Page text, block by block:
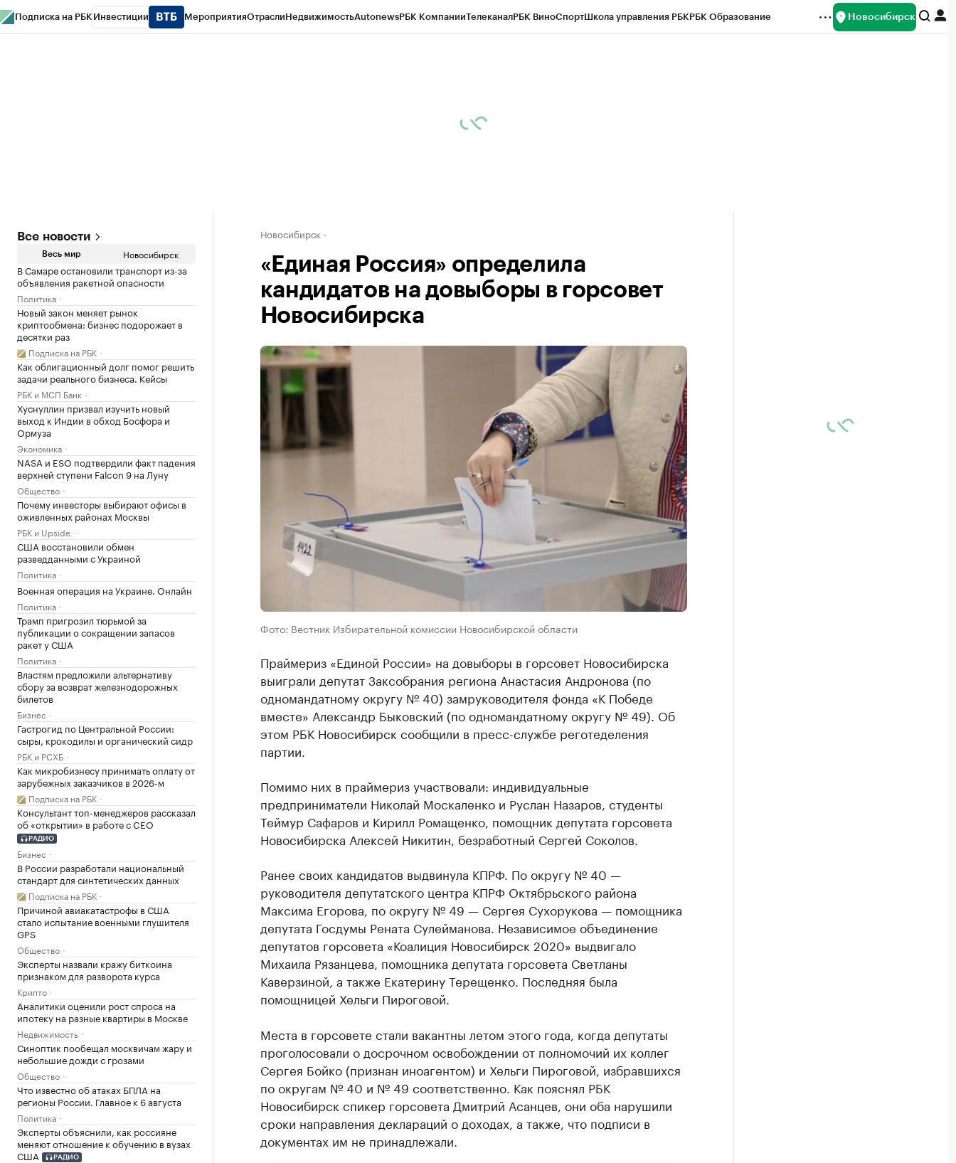
Подписка на РБК Инвестиции МероприятияОтраслиНедвижимостьAutonewsРБК КомпанииТелеканалРБК ВиноСпортШкола управления РБКРБК Образование Новосибирск
Все новости
Весь мир Новосибирск
В Самаре остановили транспорт из-за
объявления ракетной опасности
Политика
Новый закон меняет рынок
криптообмена: бизнес подорожает в
десятки раз
Подписка на РБК
Как облигационный долг помог решить
задачи реального бизнеса. Кейсы
РБК и МСП Банк
Хуснуллин призвал изучить новый
выход к Индии в обход Босфора и
Ормуза
Экономика
NASA и ESO подтвердили факт падения
верхней ступени Falcon 9 на Луну
Общество
Почему инвесторы выбирают офисы в
оживленных районах Москвы
РБК и Upside
США восстановили обмен
разведданными с Украиной
Политика
Военная операция на Украине. Онлайн
Политика
Трамп пригрозил тюрьмой за
публикации о сокращении запасов
ракет у США
Политика
Властям предложили альтернативу
сбору за возврат железнодорожных
билетов
Бизнес
Гастрогид по Центральной России:
сыры, крокодилы и органический сидр
РБК и РСХБ
Как микробизнесу принимать оплату от
зарубежных заказчиков в 2026-м
Подписка на РБК
Консультант топ-менеджеров рассказал
об «открытии» в работе с CEO
РАДИО
Бизнес
В России разработали национальный
стандарт для синтетических данных
Подписка на РБК
Причиной авиакатастрофы в США
стало испытание военными глушителя
GPS
Общество
Эксперты назвали кражу биткоина
признаком для разворота курса
Крипто
Аналитики оценили рост спроса на
ипотеку на разные квартиры в Москве
Недвижимость
Синоптик пообещал москвичам жару и
небольшие дожди с грозами
Общество
Что известно об атаках БПЛА на
регионы России. Главное к 6 августа
Политика
Эксперты объяснили, как россияне
меняют отношение к обучению в вузах
США
РАДИО
Новосибирск
«Единая Россия» определила
кандидатов на довыборы в горсовет
Новосибирска
Фото: Вестник Избирательной комиссии Новосибирской области
Праймериз «Единой России» на довыборы в горсовет Новосибирска
выиграли депутат Заксобрания региона Анастасия Андронова (по
одномандатному округу № 40) замруководителя фонда «К Победе
вместе» Александр Быковский (по одномандатному округу № 49). Об
этом РБК Новосибирск сообщили в пресс-службе реготеделения
партии.
Помимо них в праймериз участвовали: индивидуальные
предприниматели Николай Москаленко и Руслан Назаров, студенты
Теймур Сафаров и Кирилл Ромащенко, помощник депутата горсовета
Новосибирска Алексей Никитин, безработный Сергей Соколов.
Ранее своих кандидатов выдвинула КПРФ. По округу № 40 —
руководителя депутатского центра КПРФ Октябрьского района
Максима Егорова, по округу № 49 — Сергея Сухорукова — помощника
депутата Госдумы Рената Сулейманова. Независимое объединение
депутатов горсовета «Коалиция Новосибирск 2020» выдвигало
Михаила Рязанцева, помощника депутата горсовета Светланы
Каверзиной, а также Екатерину Терещенко. Последняя была
помощницей Хельги Пироговой.
Места в горсовете стали вакантны летом этого года, когда депутаты
проголосовали о досрочном освобождении от полномочий их коллег
Сергея Бойко (признан иноагентом) и Хельги Пироговой, избравшихся
по округам № 40 и № 49 соответственно. Как пояснял РБК
Новосибирск спикер горсовета Дмитрий Асанцев, они оба нарушили
сроки направления деклараций о доходах, а также, что подписи в
документах им не принадлежали.